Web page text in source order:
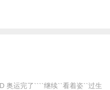
奥运完了````继续``看着姿``过生